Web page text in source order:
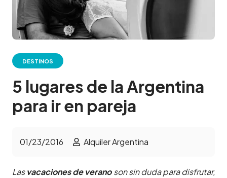
DESTINOS
5 lugares de la Argentina
para ir en pareja
01/23/2016 Alquiler Argentina
Lasvacaciones de veranoson sin duda para disfrutar,